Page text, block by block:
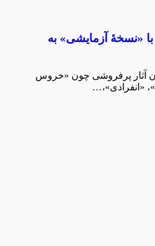
«نسخهٔ آزمایشی» به
آثار پرفروشی چون «خروس
«انفرادی»،…